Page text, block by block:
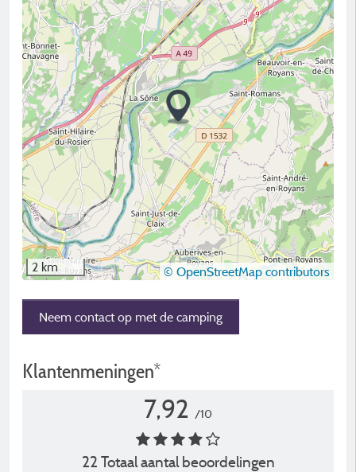
2 km © OpenStreetMap contributors
Neem contact op met de camping
Klantenmeningen*
7,92 /10
22 Totaal aantal beoordelingen